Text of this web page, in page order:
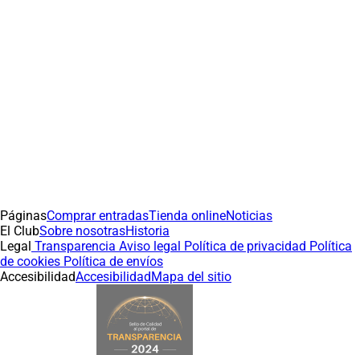
PáginasComprar entradasTienda onlineNoticias
El ClubSobre nosotrasHistoria
Legal Transparencia Aviso legal Política de privacidad Política
de cookies Política de envíos
AccesibilidadAccesibilidadMapa del sitio